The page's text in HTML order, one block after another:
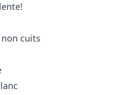
cuits